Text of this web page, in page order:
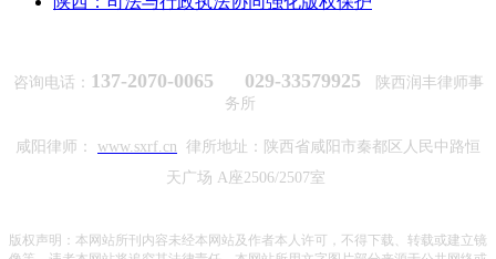
咨询电话： 137-2070-0065 029-33579925
陕西润丰律师事
务所
咸阳律师： www.sxrf.cn 律所地址：陕西省咸阳市秦都区人民中路恒
天广场 A座2506/2507室
版权声明：本网站所刊内容未经本网站及作者本人许可，不得下载、转载或建立镜